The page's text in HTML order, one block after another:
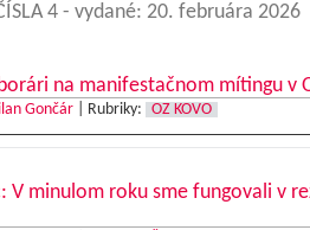
4 - vydané: 20. februára 2026
na manifestačnom mítingu v
Gončár| Rubriky: OZ KOVO
V minulom roku sme fungovali v